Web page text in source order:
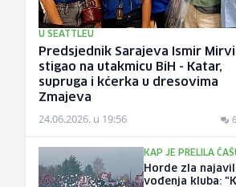
U SEATTLEU
Predsjednik Sarajeva Ismir
stigao na utakmicu BiH - Katar,
supruga i kćerka u dresovima
Zmajeva
24.06.2026. u 19:56 6
KAP JE PRELILA
Horde zla
vođenja kluba: